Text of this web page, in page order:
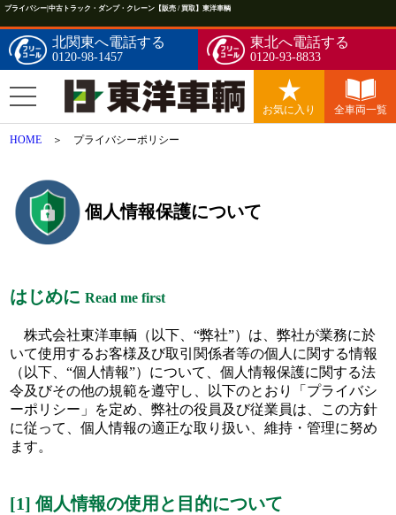
プライバシー|中古トラック・ダンプ・クレーン【販売 / 買取】東洋車輌
北関東へ電話する
0120-98-1457
東北へ電話する
0120-93-8833
お気に入り 全車両一覧
HOME ＞ プライバシーポリシー
個人情報保護について
はじめにRead me first
株式会社東洋車輌（以下、“弊社”）は、弊社が業務に於
いて使用するお客様及び取引関係者等の個人に関する情報
（以下、“個人情報”）について、個人情報保護に関する法
令及びその他の規範を遵守し、以下のとおり「プライバシ
ーポリシー」を定め、弊社の役員及び従業員は、この方針
に従って、個人情報の適正な取り扱い、維持・管理に努め
ます。
[1] 個人情報の使用と目的について